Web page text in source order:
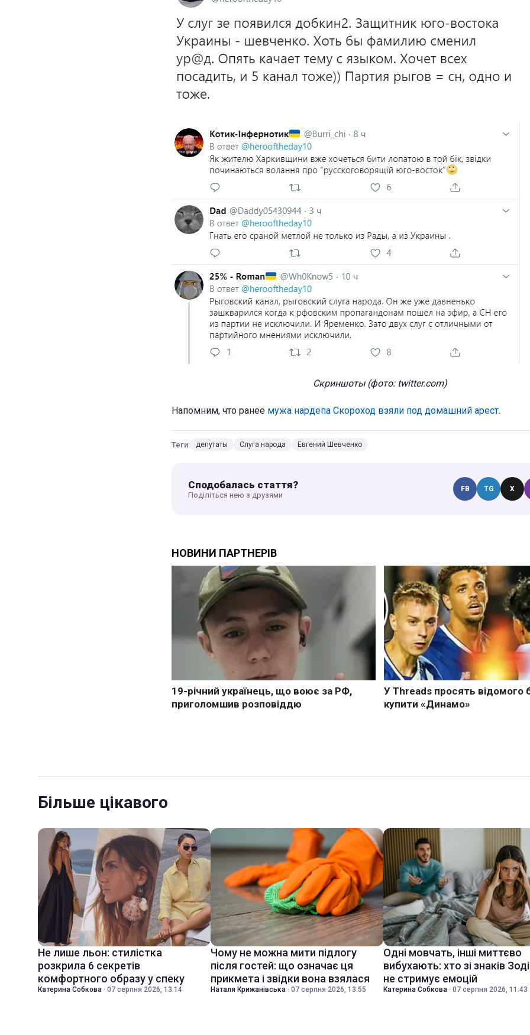
Скриншоты (фото: twitter.com)
Напомним, что ранее мужа нардепа Скороход взяли под домашний арест.
Теги: депутаты Слуга народа Евгений Шевченко
Сподобалась стаття?
Поділіться нею з друзями
FB TG X
Більше цікавого
Не лише льон: стилістка
розкрила 6 секретів
комфортного образу у спеку
Катерина Собкова · 07 серпня 2026, 13:14
Чому не можна мити підлогу
після гостей: що означає ця
прикмета і звідки вона взялася
Наталя Крижанівська · 07 серпня 2026, 13:55
Одні мовчать, інші миттєво
вибухають: хто зі знаків
не стримує емоцій
Катерина Собкова · 07 серпня 2026, 11:43